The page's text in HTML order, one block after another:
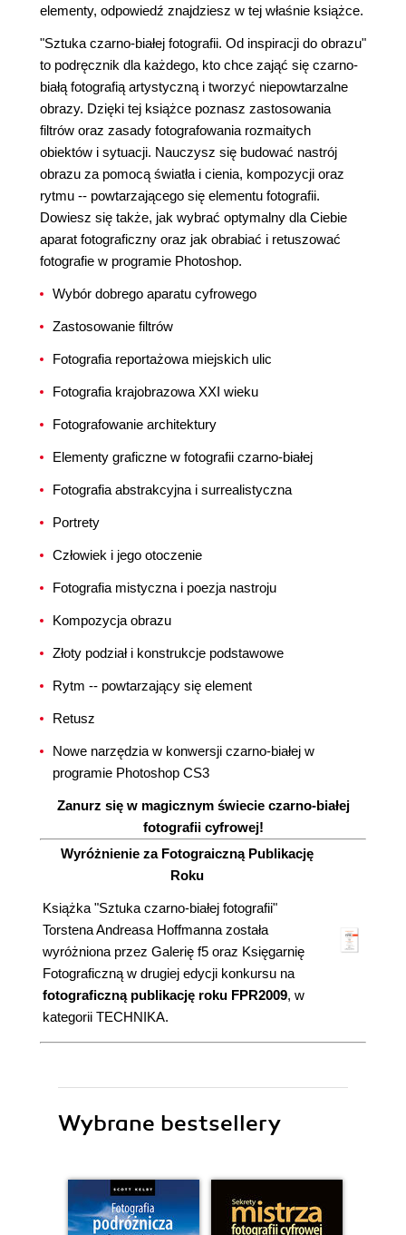
elementy, odpowiedź znajdziesz w tej właśnie książce.
"Sztuka czarno-białej fotografii. Od inspiracji do obrazu"
to podręcznik dla każdego, kto chce zająć się czarno-
białą fotografią artystyczną i tworzyć niepowtarzalne
obrazy. Dzięki tej książce poznasz zastosowania
filtrów oraz zasady fotografowania rozmaitych
obiektów i sytuacji. Nauczysz się budować nastrój
obrazu za pomocą światła i cienia, kompozycji oraz
rytmu -- powtarzającego się elementu fotografii.
Dowiesz się także, jak wybrać optymalny dla Ciebie
aparat fotograficzny oraz jak obrabiać i retuszować
fotografie w programie Photoshop.
Wybór dobrego aparatu cyfrowego
Zastosowanie filtrów
Fotografia reportażowa miejskich ulic
Fotografia krajobrazowa XXI wieku
Fotografowanie architektury
Elementy graficzne w fotografii czarno-białej
Fotografia abstrakcyjna i surrealistyczna
Portrety
Człowiek i jego otoczenie
Fotografia mistyczna i poezja nastroju
Kompozycja obrazu
Złoty podział i konstrukcje podstawowe
Rytm -- powtarzający się element
Retusz
Nowe narzędzia w konwersji czarno-białej w
programie Photoshop CS3
Zanurz się w magicznym świecie czarno-białej
fotografii cyfrowej!
Wyróżnienie za Fotograiczną Publikację
Roku
Książka "Sztuka czarno-białej fotografii"
Torstena Andreasa Hoffmanna została
wyróżniona przez Galerię f5 oraz Księgarnię
Fotograficzną w drugiej edycji konkursu na
fotograficzną publikację roku FPR2009, w
kategorii TECHNIKA.
Wybrane bestsellery